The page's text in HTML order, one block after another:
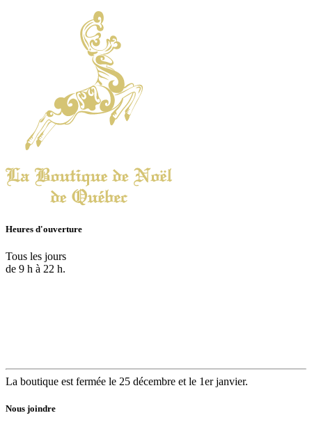
Heures d'ouverture
Tous les jours
de 9 h à 22 h.
La boutique est fermée le 25 décembre et le 1er janvier.
Nous joindre